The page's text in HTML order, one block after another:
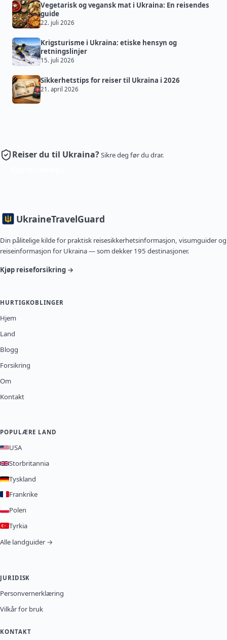
Vegetarisk og vegansk mat i Ukraina: En reisendes
guide
22. juli 2026
Krigsturisme i Ukraina: etiske hensyn og
retningslinjer
15. juli 2026
Sikkerhetstips for reiser til Ukraina i 2026
21. april 2026
Reiser du til Ukraina?Sikre deg før du drar.
UkraineTravelGuard
Din pålitelige kilde for praktisk reisesikkerhetsinformasjon, visumguider og
reiseinformasjon for Ukraina — som dekker 195 destinasjoner.
Kjøp reiseforsikring →
HURTIGKOBLINGER
Hjem
Land
Blogg
Forsikring
Om
Kontakt
POPULÆRE LAND
USA
Storbritannia
Tyskland
Frankrike
Polen
Tyrkia
Alle landguider →
JURIDISK
Personvernerklæring
Vilkår for bruk
KONTAKT